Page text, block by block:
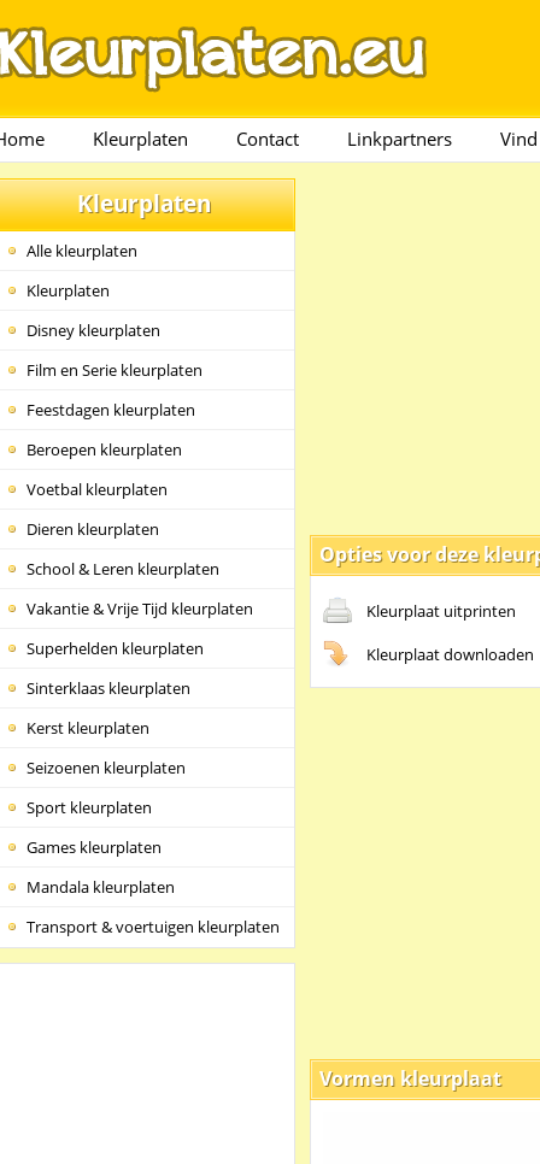
Kleurplaten Contact Linkpartners
Kleurplaten
Alle kleurplaten
Kleurplaten
Disney kleurplaten
Film en Serie kleurplaten
Feestdagen kleurplaten
Beroepen kleurplaten
Voetbal kleurplaten
Dieren kleurplaten
School & Leren kleurplaten
Vakantie & Vrije Tijd kleurplaten
Superhelden kleurplaten
Sinterklaas kleurplaten
Kerst kleurplaten
Seizoenen kleurplaten
Sport kleurplaten
Games kleurplaten
Mandala kleurplaten
Transport & voertuigen kleurplaten
Opties voor deze
Kleurplaat uitprinten
Kleurplaat downloaden
Vormen kleurplaat